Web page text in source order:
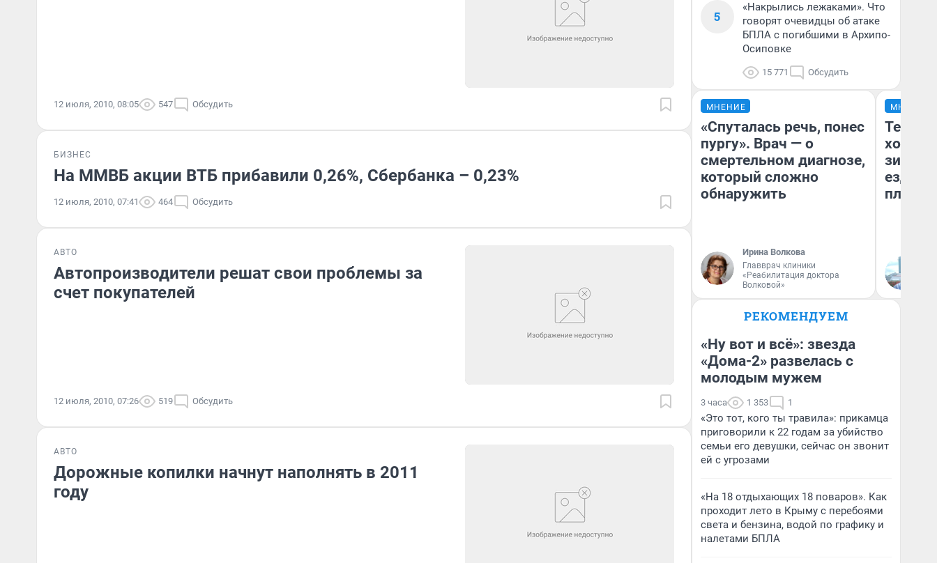
12 июля, 2010, 08:05 547 Обсудить
БИЗНЕС
На ММВБ акции ВТБ прибавили 0,26%, Сбербанка – 0,23%
12 июля, 2010, 07:41 464 Обсудить
АВТО
Автопроизводители решат свои проблемы за
счет покупателей
12 июля, 2010, 07:26 519 Обсудить
АВТО
Дорожные копилки начнут наполнять в 2011
году
5
«Накрылись лежаками». Что
говорят очевидцы об атаке
БПЛА с погибшими в Архипо-
Осиповке
15 771 Обсудить
МНЕНИЕ
«Спуталась речь, понес
пургу». Врач — о
смертельном диагнозе,
который сложно
обнаружить
Ирина Волкова
Главврач клиники
«Реабилитация доктора
Волковой»
МНЕНИЕ
Тепло
зимой.
ездит
плюсы
РЕКОМЕНДУЕМ
«Ну вот и всё»: звезда
«Дома-2» развелась с
молодым мужем
3 часа 1 353 1
«Это тот, кого ты травила»: прикамца
приговорили к 22 годам за убийство
семьи его девушки, сейчас он звонит
ей с угрозами
«На 18 отдыхающих 18 поваров». Как
проходит лето в Крыму с перебоями
света и бензина, водой по графику и
налетами БПЛА